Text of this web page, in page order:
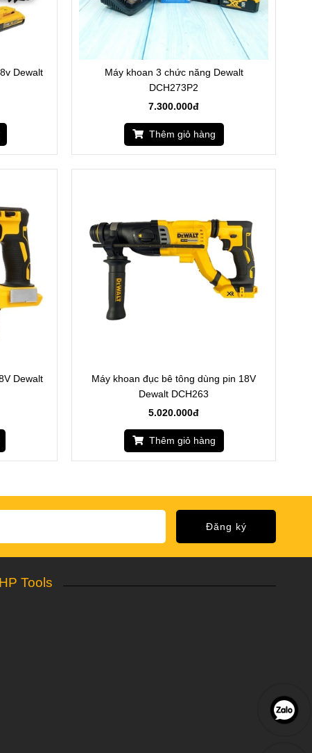
Dewalt
Máy khoan 3 chức năng Dewalt
DCH273P2
7.300.000đ
Thêm giỏ hàng
Dewalt
Máy khoan đục bê tông dùng pin 18V
Dewalt DCH263
5.020.000đ
Thêm giỏ hàng
Đăng ký
HP Tools